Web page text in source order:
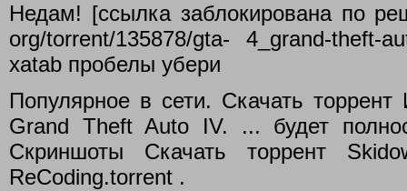
Недам! [ссылка заблокирована по
org/torrent/135878/gta- 4_grand-theft-
xatab пробелы убери
Популярное в сети. Скачать
Grand Theft Auto IV. ... будет
Скриншоты Скачать торрент
ReCoding.torrent .